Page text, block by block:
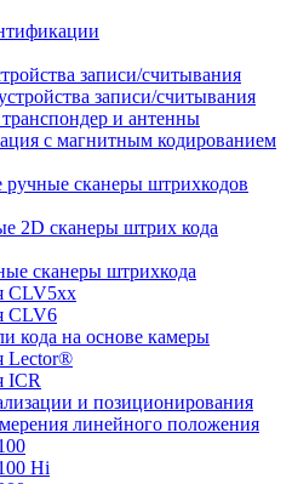
записи/считывания
записи/считывания
и антенны
с магнитным кодированием
сканеры штрихкодов
2D сканеры штрих кода
сканеры штрихкода
CLV5xx
CLV6
кода на основе камеры
Lector®
ICR
и позиционирования
линейного положения
Hi